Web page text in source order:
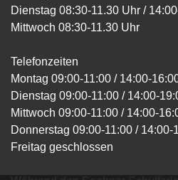
Dienstag 08:30-11.30 Uhr /
Mittwoch 08:30-11.30 Uhr
Telefonzeiten
Montag 09:00-11:00 / 14:00-
Dienstag 09:00-11:00 / 14:00-
Mittwoch 09:00-11:00 / 14:00-
Donnerstag 09:00-11:00 / 14:00-
Freitag geschlossen